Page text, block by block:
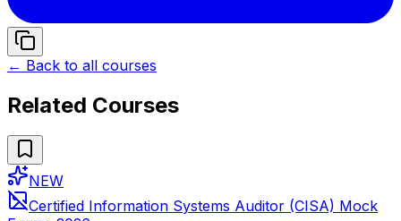
← Back to all courses
Related Courses
NEW
Certified Information Systems Auditor (CISA) Mock